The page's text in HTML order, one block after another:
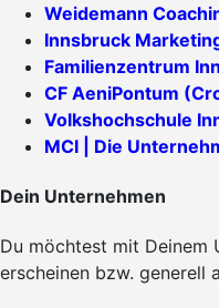
Weidemann
Innsbruck
Familienzentrum
CF AeniPontum
Volkshochschule
MCI | Die
Dein Unternehmen
Du möchtest mit Deinem
erscheinen bzw. generell